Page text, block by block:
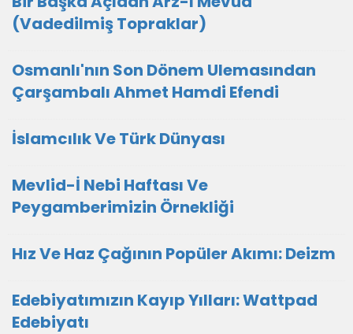
(Vadedilmiş Topraklar)
Osmanlı'nın Son Dönem Ulemasından
Çarşambalı Ahmet Hamdi Efendi
İslamcılık Ve Türk Dünyası
Mevlid-İ Nebi Haftası Ve
Peygamberimizin Örnekliği
Hız Ve Haz Çağının Popüler Akımı: Deizm
Edebiyatımızın Kayıp Yılları: Wattpad
Edebiyatı